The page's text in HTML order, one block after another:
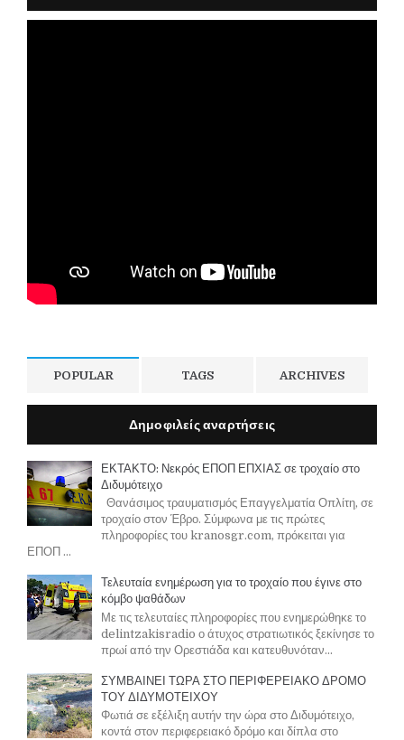
POPULAR TAGS ARCHIVES
Δημοφιλείς αναρτήσεις
ΕΚΤΑΚΤΟ: Νεκρός ΕΠΟΠ ΕΠΧΙΑΣ σε τροχαίο στο
Διδυμότειχο
Θανάσιμος τραυματισμός Επαγγελματία Οπλίτη, σε
τροχαίο στον Έβρο. Σύμφωνα με τις πρώτες
πληροφορίες του kranosgr.com, πρόκειται για
ΕΠΟΠ ...
Τελευταία ενημέρωση για το τροχαίο που έγινε στο
κόμβο ψαθάδων
Με τις τελευταίες πληροφορίες που ενημερώθηκε το
delintzakisradio ο άτυχος στρατιωτικός ξεκίνησε το
πρωί από την Ορεστιάδα και κατευθυνόταν...
ΣΥΜΒΑΙΝΕΙ ΤΩΡΑ ΣΤΟ ΠΕΡΙΦΕΡΕΙΑΚΟ ΔΡΟΜΟ
ΤΟΥ ΔΙΔΥΜΟΤΕΙΧΟΥ
Φωτιά σε εξέλιξη αυτήν την ώρα στο Διδυμότειχο,
κοντά στον περιφερειακό δρόμο και δίπλα στο